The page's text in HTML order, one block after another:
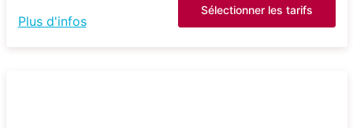
Plus d'infos
Sélectionner les tarifs